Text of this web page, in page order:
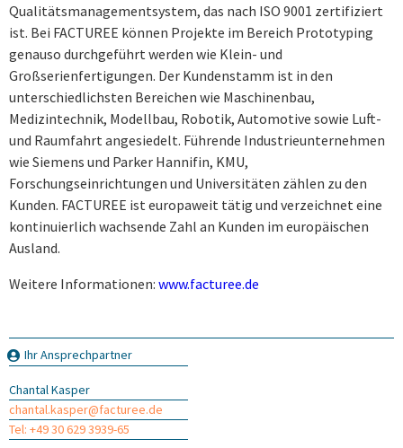
Qualitätsmanagementsystem, das nach ISO 9001 zerti­fiziert
ist. Bei FACTUREE können Projekte im Bereich Prototyping
genauso durchgeführt werden wie Klein- und
Großserienfertigungen. Der Kundenstamm ist in den
unterschiedlichsten Bereichen wie Maschinenbau,
Medizintechnik, Modellbau, Robotik, Automotive sowie Luft-
und Raumfahrt angesiedelt. Führende Industrieunternehmen
wie Siemens und Parker Hannifin, KMU,
Forschungseinrichtungen und Universi­täten zählen zu den
Kunden. FACTUREE ist europaweit tätig und verzeichnet eine
kontinuier­lich wachsende Zahl an Kunden im europäischen
Ausland.
Weitere Informationen: www.facturee.de
Ihr Ansprechpartner
Chantal Kasper
chantal.kasper@facturee.de
Tel: +49 30 629 3939-65